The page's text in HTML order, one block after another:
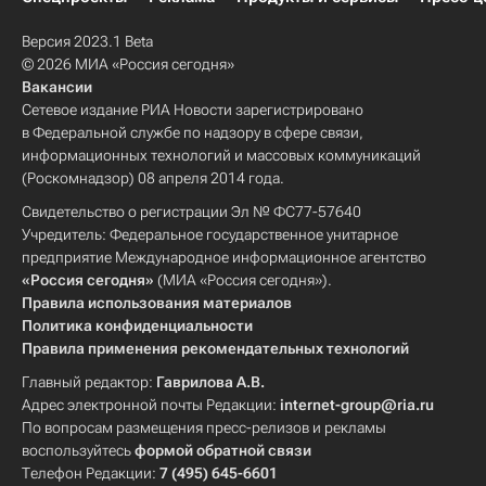
Версия 2023.1 Beta
© 2026 МИА «Россия сегодня»
Вакансии
Сетевое издание РИА Новости зарегистрировано
в Федеральной службе по надзору в сфере связи,
информационных технологий и массовых коммуникаций
(Роскомнадзор) 08 апреля 2014 года.
Свидетельство о регистрации Эл № ФС77-57640
Учредитель: Федеральное государственное унитарное
предприятие Международное информационное агентство
«Россия сегодня» (МИА «Россия сегодня»).
Правила использования материалов
Политика конфиденциальности
Правила применения рекомендательных технологий
Главный редактор: Гаврилова А.В.
Адрес электронной почты Редакции: internet-group@ria.ru
По вопросам размещения пресс-релизов и рекламы
воспользуйтесьформой обратной связи
Телефон Редакции: 7 (495) 645-6601